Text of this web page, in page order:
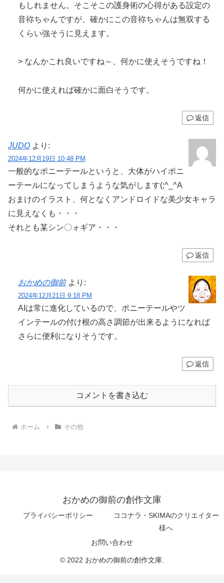
もしれません。そこそこの護身術の心得がある設定の
音祢ちゃんですが、確かにこの音祢ちゃんは無双する
くらい強そうに見えます。
> なんかこれ良いですね～、何かに使えそうですね！
何かに使えれば確かに面白そうです。
返信
JUDO より:
2024年12月19日 10:48 PM
一般的なポニーテールというと、大体がハイポニ
ーテールになってしまうような気がします(;^_^A
おまけのイラスト、何となくアンドロイドな美少女キャラ
に見えなくも・・・
それとも某シン〇ォギア・・・
返信
おかめの御前 より:
2024年12月21日 9:18 PM
AIは常に進化しているので、ポニーテールやツ
インテールの付け根の高さ調節が出来るようになれば
さらに便利になりそうです。
返信
コメントを書き込む
ホーム その他
おかめの御前の創作文庫
プライバシーポリシー
ココナラ・SKIMAのクリエイター
様へ
お問い合わせ
© 2022 おかめの御前の創作文庫.